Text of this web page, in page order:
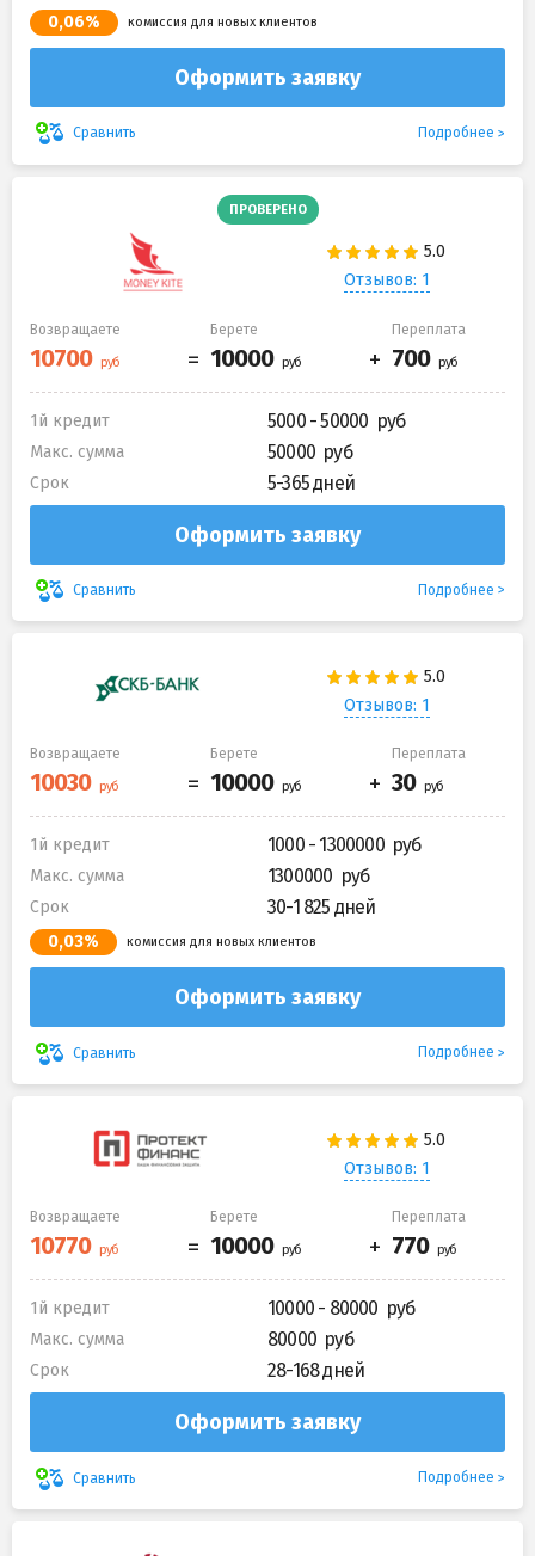
0,06% комиссия для новых клиентов
Оформить заявку
Сравнить Подробнее
ПРОВЕРЕНО
Отзывов: 1
Возвращаете Берете Переплата
1й кредит 5000 - 50000
Макс. сумма 50000
Срок 5-365 дней
Оформить заявку
Сравнить Подробнее
Отзывов: 1
Возвращаете Берете Переплата
1й кредит 1000 - 1300000
Макс. сумма 1300000
Срок 30-1 825 дней
0,03% комиссия для новых клиентов
Оформить заявку
Сравнить Подробнее
Отзывов: 1
Возвращаете Берете Переплата
1й кредит 10000 - 80000
Макс. сумма 80000
Срок 28-168 дней
Оформить заявку
Сравнить Подробнее